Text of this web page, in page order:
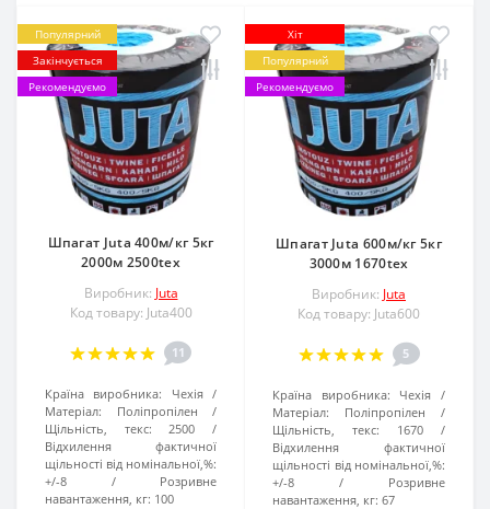
Популярний
Закінчується
Рекомендуємо
Шпагат Juta 400м/кг 5кг
2000м 2500tex
Виробник: Juta
Код товару: Juta400
11
Країна виробника:
Чехія
Матеріал:
Поліпропілен
Щільність, текс:
2500
Відхилення фактичної
щільності від номінальної,%:
+/-8
Розривне
навантаження, кг: 100
Хіт
Популярний
Рекомендуємо
Шпагат Juta 600м/кг 5кг
3000м 1670tex
Виробник: Juta
Код товару: Juta600
5
Країна виробника:
Чехія
Матеріал:
Поліпропілен
Щільність, текс:
1670
Відхилення фактичної
щільності від номінальної,%:
+/-8
Розривне
навантаження, кг: 67